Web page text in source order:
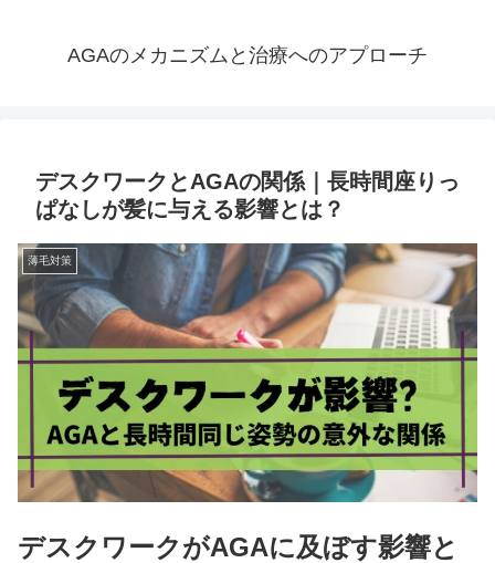
AGAのメカニズムと治療へのアプローチ
デスクワークとAGAの関係｜長時間座りっ
ぱなしが髪に与える影響とは？
薄毛対策
デスクワークがAGAに及ぼす影響と